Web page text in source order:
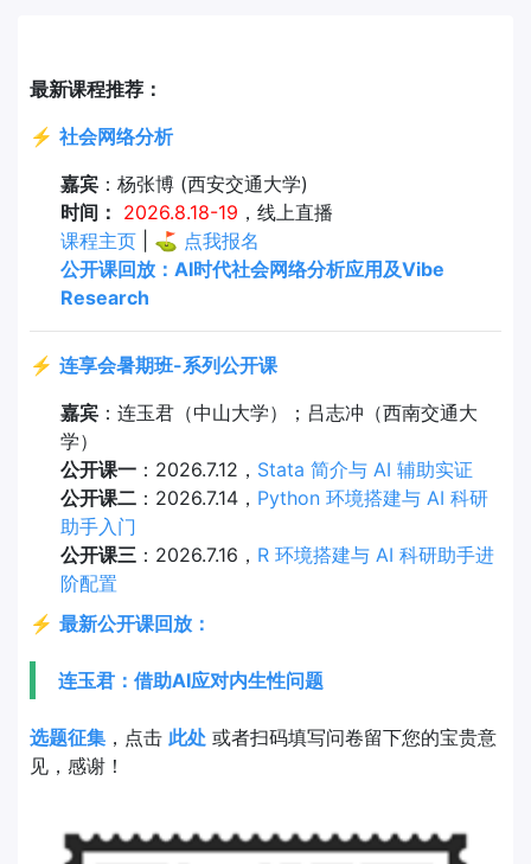
最新课程推荐：
⚡ 社会网络分析
嘉宾：杨张博 (西安交通大学)
时间： 2026.8.18-19 ，线上直播
课程主页| ⛳ 点我报名
公开课回放：AI时代社会网络分析应用及Vibe
Research
⚡ 连享会暑期班-系列公开课
嘉宾：连玉君（中山大学）；吕志冲（西南交通大
学）
公开课一：2026.7.12， Stata 简介与 AI 辅助实证
公开课二：2026.7.14， Python 环境搭建与 AI 科研
助手入门
公开课三：2026.7.16， R 环境搭建与 AI 科研助手进
阶配置
⚡ 最新公开课回放：
连玉君：借助AI应对内生性问题
选题征集 ，点击 此处 或者扫码填写问卷留下您的宝贵意
见，感谢！